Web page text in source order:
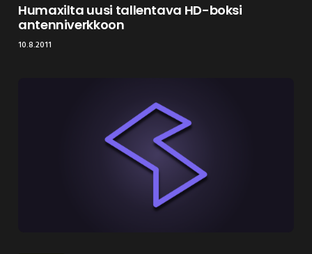
Humaxilta uusi tallentava HD-boksi
antenniverkkoon
10.8.2011